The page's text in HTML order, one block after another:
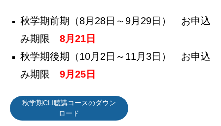
秋学期前期（8月28日～9月29日） お申込
み期限 8月21日
秋学期後期（10月2日～11月3日） お申込
み期限 9月25日
秋学期CLI聴講コースのダウン
ロード